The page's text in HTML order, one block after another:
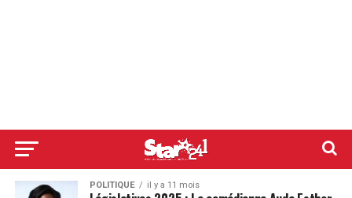
POLITIQUE il y a 11 mois